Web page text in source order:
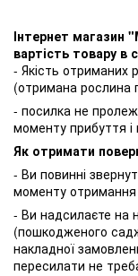
Інтернет магазин
вартість товару
- Якість отриманих
(отримана рослина
- посилка не
моменту прибуття
Як отримати
- Ви повинні
моменту
- Ви надсилаєте на
(пошкодженого
накладної
пересилати не